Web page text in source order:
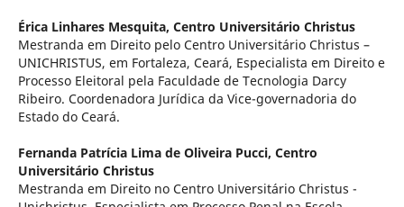
Érica Linhares Mesquita, Centro Universitário Christus
Mestranda em Direito pelo Centro Universitário Christus –
UNICHRISTUS, em Fortaleza, Ceará, Especialista em Direito e
Processo Eleitoral pela Faculdade de Tecnologia Darcy
Ribeiro. Coordenadora Jurídica da Vice-governadoria do
Estado do Ceará.
Fernanda Patrícia Lima de Oliveira Pucci, Centro
Universitário Christus
Mestranda em Direito no Centro Universitário Christus -